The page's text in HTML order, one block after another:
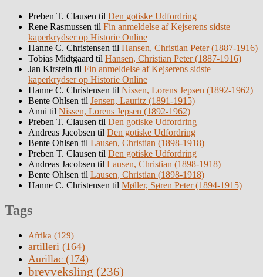
Preben T. Clausen til Den gotiske Udfordring
Rene Rasmussen til Fin anmeldelse af Kejserens sidste
kaperkrydser op Historie Online
Hanne C. Christensen til Hansen, Christian Peter (1887-1916)
Tobias Midtgaard til Hansen, Christian Peter (1887-1916)
Jan Kirstein til Fin anmeldelse af Kejserens sidste
kaperkrydser op Historie Online
Hanne C. Christensen til Nissen, Lorens Jepsen (1892-1962)
Bente Ohlsen til Jensen, Lauritz (1891-1915)
Anni til Nissen, Lorens Jepsen (1892-1962)
Preben T. Clausen til Den gotiske Udfordring
Andreas Jacobsen til Den gotiske Udfordring
Bente Ohlsen til Lausen, Christian (1898-1918)
Preben T. Clausen til Den gotiske Udfordring
Andreas Jacobsen til Lausen, Christian (1898-1918)
Bente Ohlsen til Lausen, Christian (1898-1918)
Hanne C. Christensen til Møller, Søren Peter (1894-1915)
Tags
Afrika (129)
artilleri (164)
Aurillac (174)
brevveksling (236)